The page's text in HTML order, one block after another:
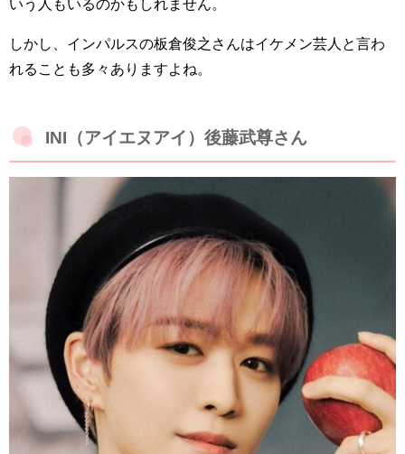
いう人もいるのかもしれません。
しかし、インパルスの板倉俊之さんはイケメン芸人と言わ
れることも多々ありますよね。
INI（アイエヌアイ）後藤武尊さん